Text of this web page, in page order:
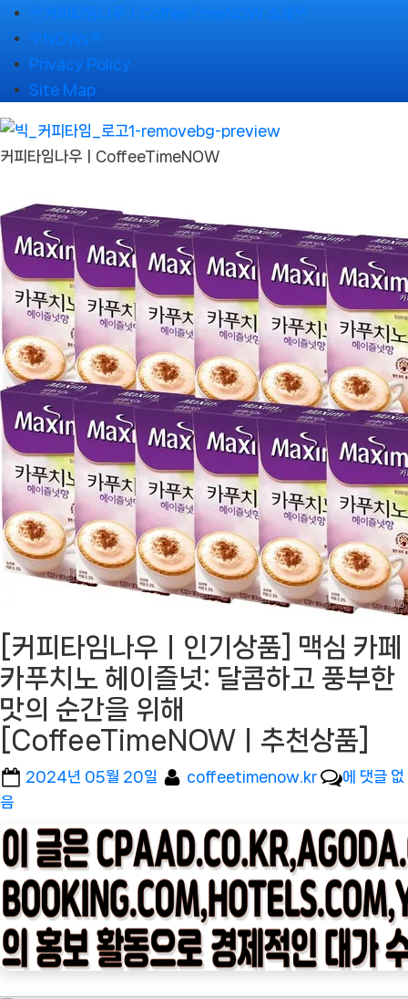
Skip
to
content
🌹커피타임나우ㅣCoffeeTimeNOW 소개🌹
🌹NOWs🌹
Privacy Policy
Site Map
커피타임나우ㅣCoffeeTimeNOW
[커피타임나우ㅣ인기상품] 맥심 카페
카푸치노 헤이즐넛: 달콤하고 풍부한
맛의 순간을 위해
[CoffeeTimeNOWㅣ추천상품]
Posted
2024년 05월 20일 By
coffeetimenow.kr
[커
타
임
나
우
ㅣ
인
에 댓글 없
음